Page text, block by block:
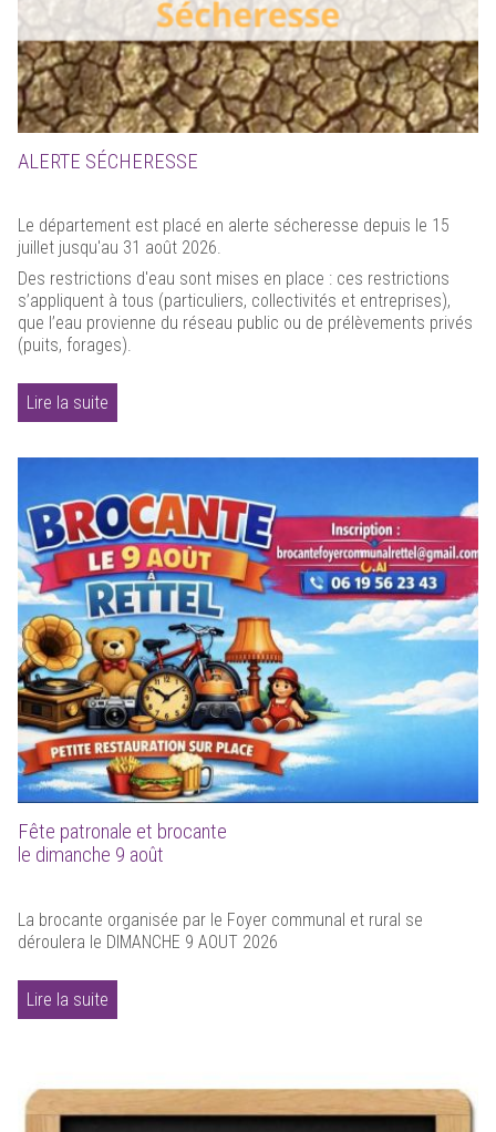
ALERTE SÉCHERESSE
Le département est placé en alerte sécheresse depuis le 15
juillet jusqu'au 31 août 2026.
Des restrictions d'eau sont mises en place : ces restrictions
s’appliquent à tous (particuliers, collectivités et entreprises),
que l’eau provienne du réseau public ou de prélèvements privés
(puits, forages).
Lire la suite
Fête patronale et brocante
le dimanche 9 août
La brocante organisée par le Foyer communal et rural se
déroulera le DIMANCHE 9 AOUT 2026
Lire la suite